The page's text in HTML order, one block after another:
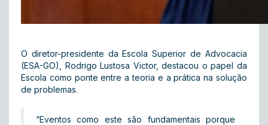
O diretor-presidente da Escola Superior de Advocacia
(ESA-GO), Rodrigo Lustosa Victor, destacou o papel da
Escola como ponte entre a teoria e a prática na solução
de problemas.
“Eventos como este são fundamentais porque